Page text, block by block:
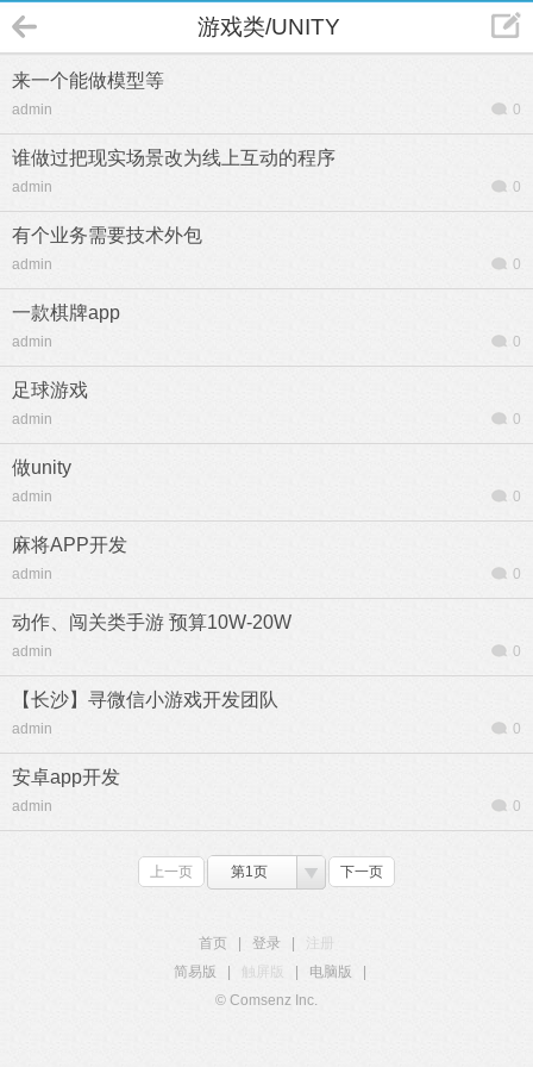
游戏类/UNITY
来一个能做模型等
admin 0
谁做过把现实场景改为线上互动的程序
admin 0
有个业务需要技术外包
admin 0
一款棋牌app
admin 0
足球游戏
admin 0
做unity
admin 0
麻将APP开发
admin 0
动作、闯关类手游 预算10W-20W
admin 0
【长沙】寻微信小游戏开发团队
admin 0
安卓app开发
admin 0
上一页 第1页 下一页
首页 登录
注册
简易版
触屏版 电脑版
© Comsenz Inc.